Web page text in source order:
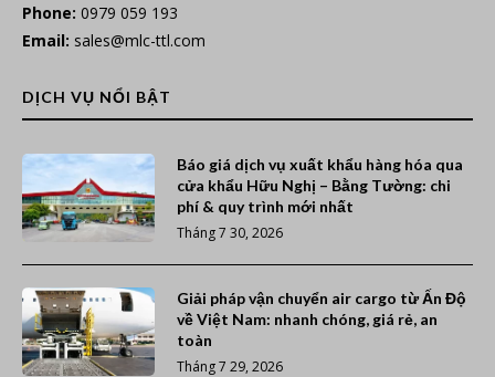
Phone: 0979 059 193
Email: sales@mlc-ttl.com
DỊCH VỤ NỔI BẬT
Báo giá dịch vụ xuất khẩu hàng hóa qua
cửa khẩu Hữu Nghị – Bằng Tường: chi
phí & quy trình mới nhất
Tháng 7 30, 2026
Giải pháp vận chuyển air cargo từ Ấn Độ
về Việt Nam: nhanh chóng, giá rẻ, an
toàn
Tháng 7 29, 2026